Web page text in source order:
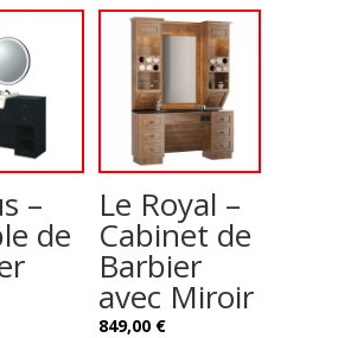
–
de
Le Royal –
Cabinet de
Barbier
avec Miroir
849,00 €